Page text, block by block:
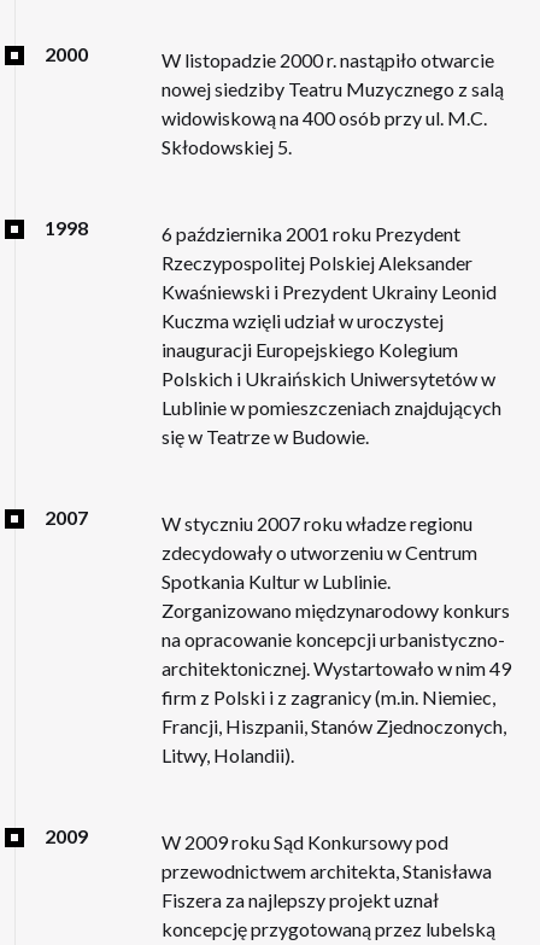
2000
W listopadzie 2000 r. nastąpiło otwarcie
nowej siedziby Teatru Muzycznego z salą
widowiskową na 400 osób przy ul. M.C.
Skłodowskiej 5.
1998
6 października 2001 roku Prezydent
Rzeczypospolitej Polskiej Aleksander
Kwaśniewski i Prezydent Ukrainy Leonid
Kuczma wzięli udział w uroczystej
inauguracji Europejskiego Kolegium
Polskich i Ukraińskich Uniwersytetów w
Lublinie w pomieszczeniach znajdujących
się w Teatrze w Budowie.
2007
W styczniu 2007 roku władze regionu
zdecydowały o utworzeniu w Centrum
Spotkania Kultur w Lublinie.
Zorganizowano międzynarodowy konkurs
na opracowanie koncepcji urbanistyczno-
architektonicznej. Wystartowało w nim 49
firm z Polski i z zagranicy (m.in. Niemiec,
Francji, Hiszpanii, Stanów Zjednoczonych,
Litwy, Holandii).
2009
W 2009 roku Sąd Konkursowy pod
przewodnictwem architekta, Stanisława
Fiszera za najlepszy projekt uznał
koncepcję przygotowaną przez lubelską